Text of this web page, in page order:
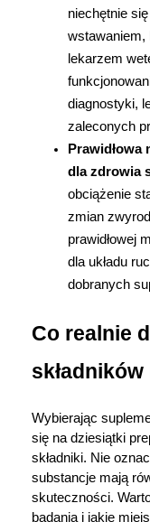
niechętnie
wstawaniem,
lekarzem
diagnostyki,
zaleconych
Prawidłowa
dla zdrowia
obciążenie
zmian
prawidłowej
dla układu
dobranych
Co realnie
Wybierając
się na dziesiątki
składniki. Nie
substancje mają
skuteczności.
badania i jakie